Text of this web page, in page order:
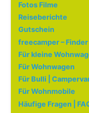
Fotos Filme
Reiseberichte
Gutschein
freecamper – Finder
Für kleine
Für Wohnwagen
Für Bulli |
Für Wohnmobile
Häufige Fragen |